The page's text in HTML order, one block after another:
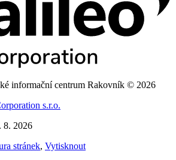
informační centrum Rakovník © 2026
s.r.o.
8. 2026
stránek, Vytisknout